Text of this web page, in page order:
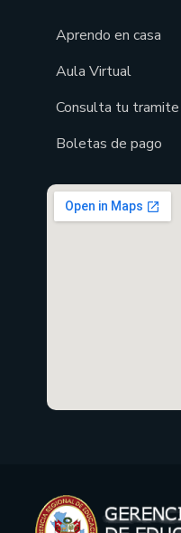
Aprendo en casa
Aula Virtual
Consulta tu tramite
Boletas de pago